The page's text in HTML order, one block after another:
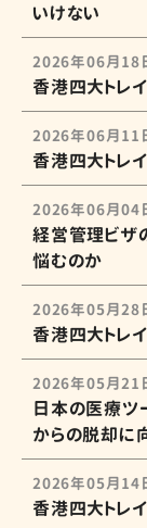
いけない
2026年06月18
香港四大トレ
2026年06月11
香港四大トレ
2026年06月04
経営管理ビザ
悩むのか
2026年05月28
香港四大トレ
2026年05月21
日本の医療ツ
からの脱却に
2026年05月14
香港四大トレ